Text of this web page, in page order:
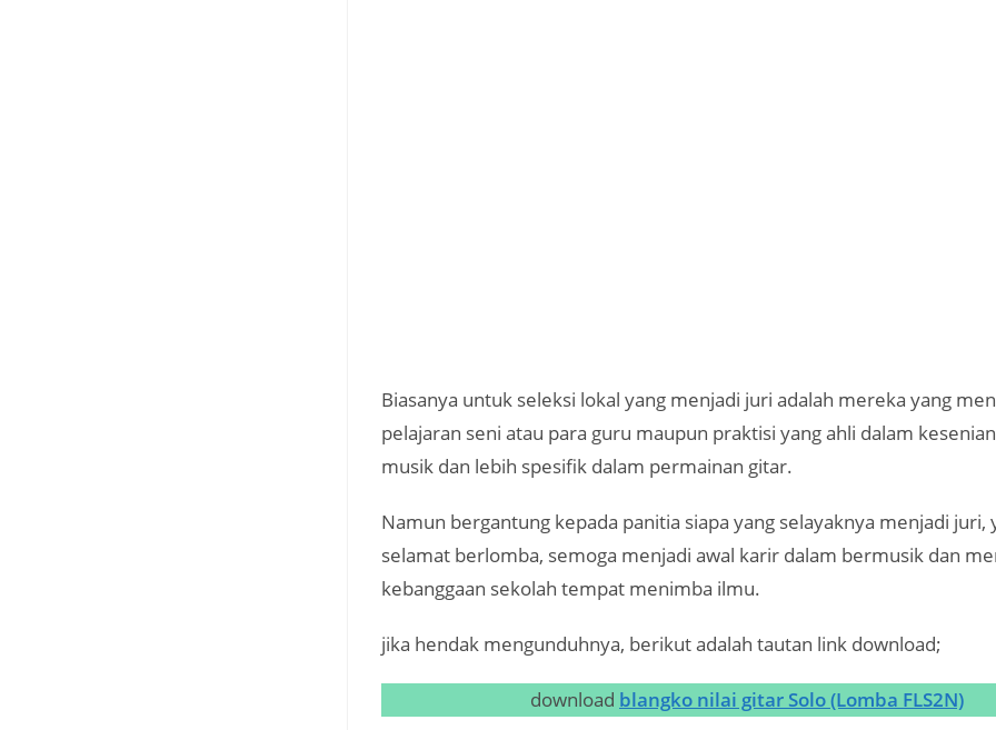
Biasanya untuk seleksi lokal yang menjadi juri adalah mereka yang
pelajaran seni atau para guru maupun praktisi yang ahli dalam
musik dan lebih spesifik dalam permainan gitar.
Namun bergantung kepada panitia siapa yang selayaknya menjadi juri,
selamat berlomba, semoga menjadi awal karir dalam bermusik dan
kebanggaan sekolah tempat menimba ilmu.
jika hendak mengunduhnya, berikut adalah tautan link download;
download blangko nilai gitar Solo (Lomba FLS2N)